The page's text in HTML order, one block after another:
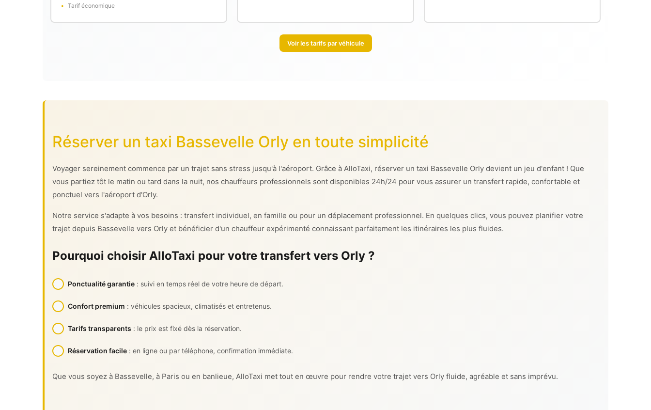
Tarif économique
Voir les tarifs par véhicule
Réserver un taxi Bassevelle Orly en toute simplicité
Voyager sereinement commence par un trajet sans stress jusqu'à l'aéroport. Grâce à AlloTaxi, réserver un taxi Bassevelle Orly devient un jeu d'enfant ! Que
vous partiez tôt le matin ou tard dans la nuit, nos chauffeurs professionnels sont disponibles 24h/24 pour vous assurer un transfert rapide, confortable et
ponctuel vers l'aéroport d'Orly.
Notre service s'adapte à vos besoins : transfert individuel, en famille ou pour un déplacement professionnel. En quelques clics, vous pouvez planifier votre
trajet depuis Bassevelle vers Orly et bénéficier d'un chauffeur expérimenté connaissant parfaitement les itinéraires les plus fluides.
Pourquoi choisir AlloTaxi pour votre transfert vers Orly ?
Ponctualité garantie : suivi en temps réel de votre heure de départ.
Confort premium : véhicules spacieux, climatisés et entretenus.
Tarifs transparents : le prix est fixé dès la réservation.
Réservation facile : en ligne ou par téléphone, confirmation immédiate.
Que vous soyez à Bassevelle, à Paris ou en banlieue, AlloTaxi met tout en œuvre pour rendre votre trajet vers Orly fluide, agréable et sans imprévu.